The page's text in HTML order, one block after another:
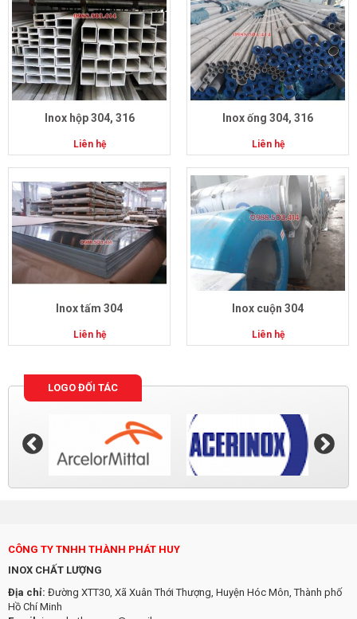
Inox hộp 304, 316
Liên hệ
Inox ống 304, 316
Liên hệ
Inox tấm 304
Liên hệ
Inox cuộn 304
Liên hệ
LOGO ĐỐI TÁC
CÔNG TY TNHH THÀNH PHÁT HUY
INOX CHẤT LƯỢNG
Địa chỉ: Đường XTT30, Xã Xuân Thới Thượng, Huyện Hóc Môn, Thành phố
Hồ Chí Minh